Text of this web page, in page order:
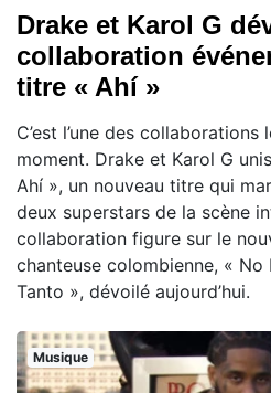
Drake et Karol G
collaboration
titre « Ahí »
C’est l’une des
moment. Drake et Karol G
Ahí », un nouveau titre qui
deux superstars de la scène
collaboration figure sur le
chanteuse colombienne, «
Tanto », dévoilé aujourd’hui.
Musique